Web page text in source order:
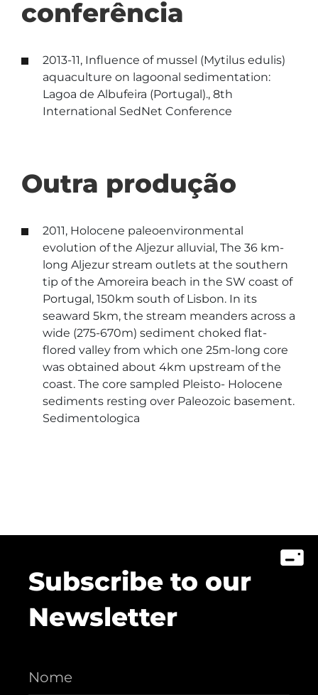
conferência
2013-11, Influence of mussel (Mytilus edulis)
aquaculture on lagoonal sedimentation:
Lagoa de Albufeira (Portugal)., 8th
International SedNet Conference
Outra produção
2011, Holocene paleoenvironmental
evolution of the Aljezur alluvial, The 36 km-
long Aljezur stream outlets at the southern
tip of the Amoreira beach in the SW coast of
Portugal, 150km south of Lisbon. In its
seaward 5km, the stream meanders across a
wide (275-670m) sediment choked flat-
flored valley from which one 25m-long core
was obtained about 4km upstream of the
coast. The core sampled Pleisto- Holocene
sediments resting over Paleozoic basement.
Sedimentologica
Subscribe to our
Newsletter